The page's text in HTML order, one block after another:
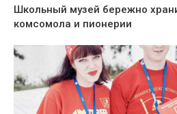
Школьный музей бережно
комсомола и пионерии